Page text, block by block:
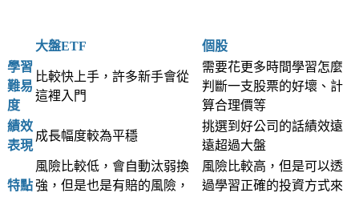
大盤ETF
個股
學習
難易
度
比較快上手，許多新手會從
這裡入門
需要花更多時間學習怎麼
判斷一支股票的好壞、計
算合理價等
績效
表現
成長幅度較為平穩
挑選到好公司的話績效遠
遠超過大盤
特點
風險比較低，會自動汰弱換
強，但是也是有賠的風險，
風險比較高，但是可以透
過學習正確的投資方式來